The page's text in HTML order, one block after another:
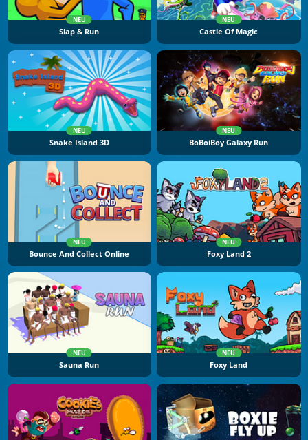
NEU
Slap & Run
NEU
Castle Of Magic
NEU
Snake Island 3D
NEU
BoBoiBoy Galaxy Run
NEU
Bounce And Collect Online
NEU
Foxy Land 2
NEU
Sauna Run
NEU
Foxy Land